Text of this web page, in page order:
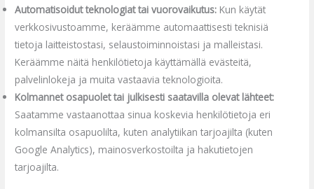
Automatisoidut teknologiat tai vuorovaikutus: Kun käytät
verkkosivustoamme, keräämme automaattisesti teknisiä
tietoja laitteistostasi, selaustoiminnoistasi ja malleistasi.
Keräämme näitä henkilötietoja käyttämällä evästeitä,
palvelinlokeja ja muita vastaavia teknologioita.
Kolmannet osapuolet tai julkisesti saatavilla olevat lähteet:
Saatamme vastaanottaa sinua koskevia henkilötietoja eri
kolmansilta osapuolilta, kuten analytiikan tarjoajilta (kuten
Google Analytics), mainosverkostoilta ja hakutietojen
tarjoajilta.